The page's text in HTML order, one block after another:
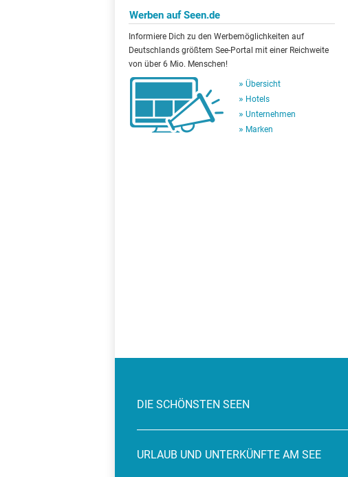
Werben auf Seen.de
Informiere Dich zu den Werbemöglichkeiten auf
Deutschlands größtem See-Portal mit einer Reichweite
von über 6 Mio. Menschen!
Übersicht
Hotels
Unternehmen
Marken
DIE SCHÖNSTEN SEEN
URLAUB UND UNTERKÜNFTE AM SEE